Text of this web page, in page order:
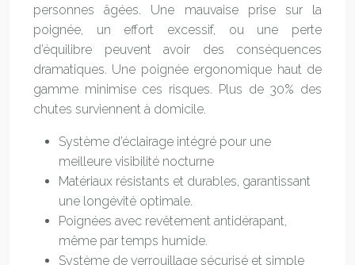
personnes âgées. Une mauvaise prise sur la
poignée, un effort excessif, ou une perte
d’équilibre peuvent avoir des conséquences
dramatiques. Une poignée ergonomique haut de
gamme minimise ces risques. Plus de 30% des
chutes surviennent à domicile.
Système d’éclairage intégré pour une
meilleure visibilité nocturne
Matériaux résistants et durables, garantissant
une longévité optimale.
Poignées avec revêtement antidérapant,
même par temps humide.
Système de verrouillage sécurisé et simple